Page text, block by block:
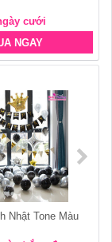
cưới
NGAY
Nhật Tone Màu